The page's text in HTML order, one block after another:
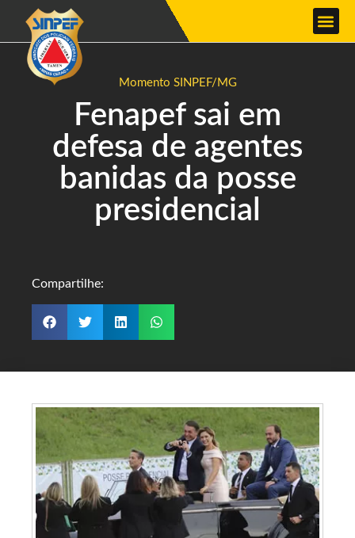
Momento SINPEF/MG
Fenapef sai em
defesa de agentes
banidas da posse
presidencial
Compartilhe: